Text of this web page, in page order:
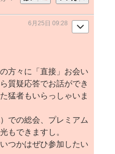
6月25日 09:28
方々に「直接」お会い
質疑応答でお話ができ
猛者もいらっしゃいま
での総会、プレミアム
もできますし。
つかはぜひ参加したい